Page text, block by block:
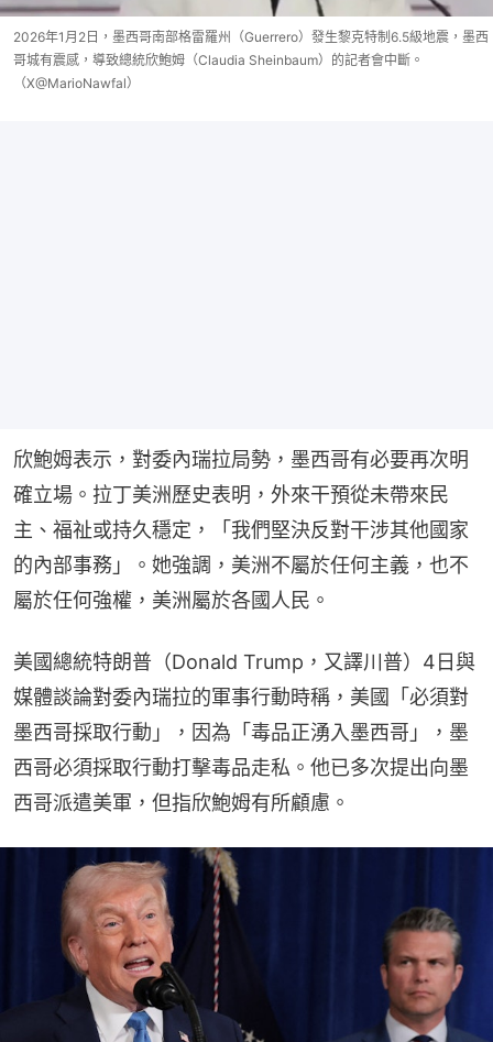
2026年1月2日，墨西哥南部格雷羅州（Guerrero）發生黎克特制6.5級地震，墨西
哥城有震感，導致總統欣鮑姆（Claudia Sheinbaum）的記者會中斷。
（X@MarioNawfal）
欣鮑姆表示，對委內瑞拉局勢，墨西哥有必要再次明
確立場。拉丁美洲歷史表明，外來干預從未帶來民
主、福祉或持久穩定，「我們堅決反對干涉其他國家
的內部事務」。她強調，美洲不屬於任何主義，也不
屬於任何強權，美洲屬於各國人民。
美國總統特朗普（Donald Trump，又譯川普）4日與
媒體談論對委內瑞拉的軍事行動時稱，美國「必須對
墨西哥採取行動」，因為「毒品正湧入墨西哥」，墨
西哥必須採取行動打擊毒品走私。他已多次提出向墨
西哥派遣美軍，但指欣鮑姆有所顧慮。